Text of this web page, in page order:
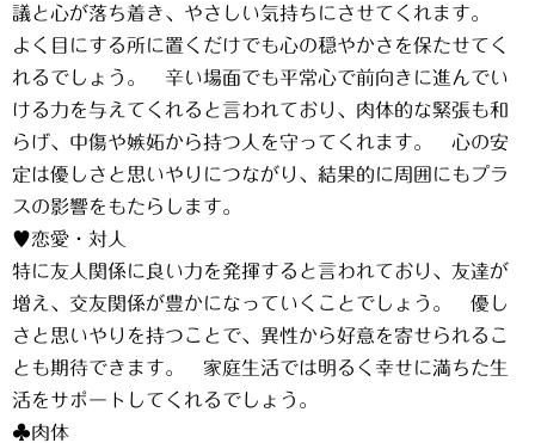
議と心が落ち着き、やさしい気持ちにさせてくれます。
よく目にする所に置くだけでも心の穏やかさを保たせてく
れるでしょう。 辛い場面でも平常心で前向きに進んでい
ける力を与えてくれると言われており、肉体的な緊張も和
らげ、中傷や嫉妬から持つ人を守ってくれます。 心の安
定は優しさと思いやりにつながり、結果的に周囲にもプラ
スの影響をもたらします。
♥恋愛・対人
特に友人関係に良い力を発揮すると言われており、友達が
増え、交友関係が豊かになっていくことでしょう。 優し
さと思いやりを持つことで、異性から好意を寄せられるこ
とも期待できます。 家庭生活では明るく幸せに満ちた生
活をサポートしてくれるでしょう。
♣肉体